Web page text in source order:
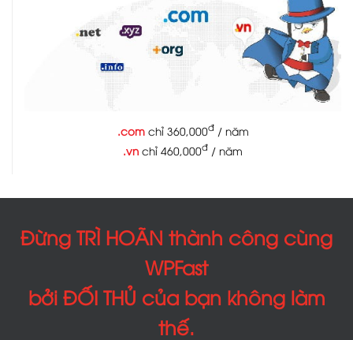
.comchỉ 360,000đ/ năm
.vn chỉ 460,000đ / năm
Đừng TRÌ HOÃN thành công cùng
WPFast
bởi ĐỐI THỦ của bạn không làm
thế.